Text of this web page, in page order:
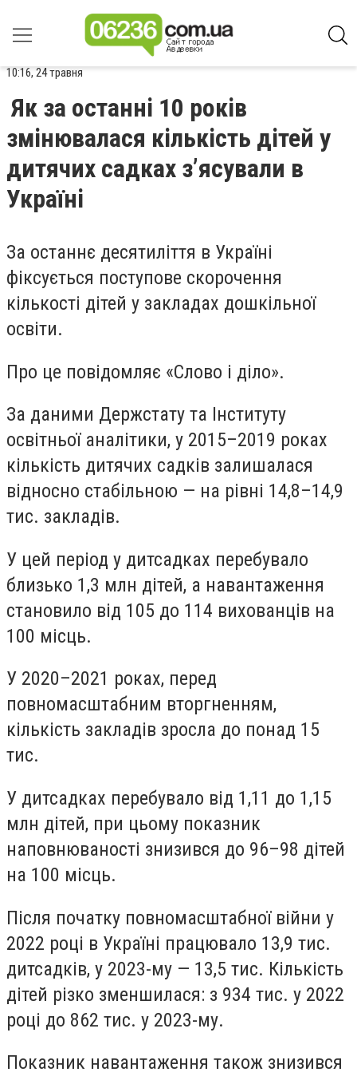
10:16, 24 травня
Як за останні 10 років
змінювалася кількість дітей у
дитячих садках зʼясували в
Україні
За останнє десятиліття в Україні
фіксується поступове скорочення
кількості дітей у закладах дошкільної
освіти.
Про це повідомляє «Слово і діло».
За даними Держстату та Інституту
освітньої аналітики, у 2015–2019 роках
кількість дитячих садків залишалася
відносно стабільною — на рівні 14,8–14,9
тис. закладів.
У цей період у дитсадках перебувало
близько 1,3 млн дітей, а навантаження
становило від 105 до 114 вихованців на
100 місць.
У 2020–2021 роках, перед
повномасштабним вторгненням,
кількість закладів зросла до понад 15
тис.
У дитсадках перебувало від 1,11 до 1,15
млн дітей, при цьому показник
наповнюваності знизився до 96–98 дітей
на 100 місць.
Після початку повномасштабної війни у
2022 році в Україні працювало 13,9 тис.
дитсадків, у 2023-му — 13,5 тис. Кількість
дітей різко зменшилася: з 934 тис. у 2022
році до 862 тис. у 2023-му.
Показник навантаження також знизився